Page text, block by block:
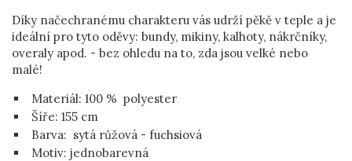
Díky načechranému charakteru vás udrží pěkě v teple a je
ideální pro tyto oděvy: bundy, mikiny, kalhoty, nákrčníky,
overaly apod. - bez ohledu na to, zda jsou velké nebo
malé!
Materiál: 100 % polyester
Šíře: 155 cm
Barva: sytá růžová - fuchsiová
Motiv: jednobarevná